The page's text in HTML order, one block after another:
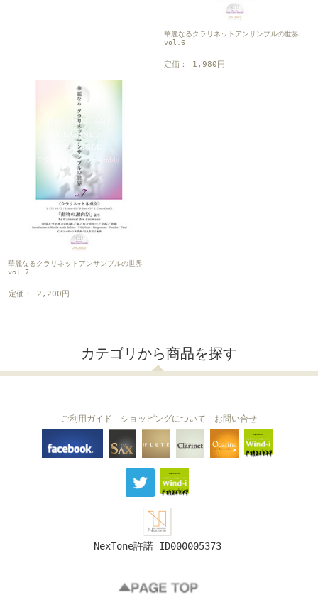
華麗なるクラリネットアンサンブルの世界
vol.6
定価： 1,980円
華麗なるクラリネットアンサンブルの世界
vol.7
定価： 2,200円
カテゴリから商品を探す
THE SAX The Clarinet
Ocarina
ご利用ガイド ショッピングについて お問い合せ
NexTone許諾 ID000005373